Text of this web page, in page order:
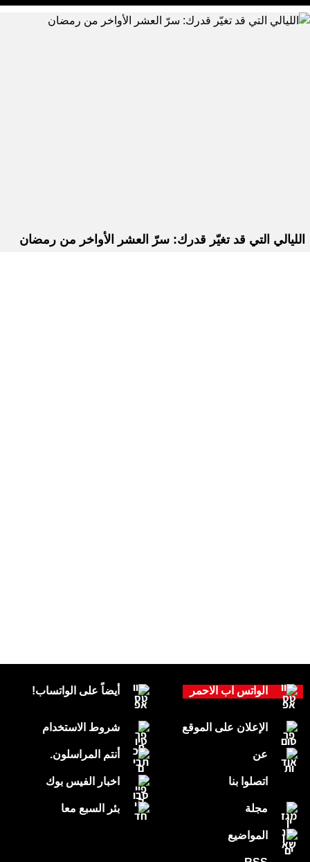
الليالي التي قد تغيّر قدرك: سرّ العشر الأواخر من رمضان
أيضاً على الواتساب!
شروط الاستخدام
أنتم المراسلون.
اخبار الفيس بوك
بئر السبع معا
الواتس اب الاحمر
الإعلان على الموقع
عن
اتصلوا بنا
مجلة
المواضيع